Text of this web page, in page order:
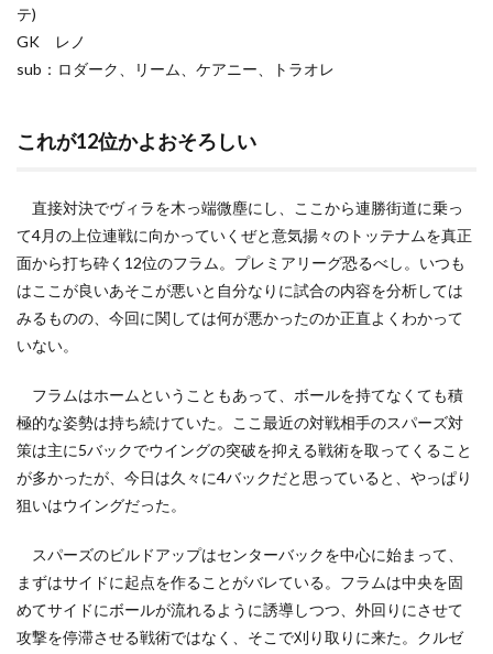
テ)
GK レノ
sub：ロダーク、リーム、ケアニー、トラオレ
これが12位かよおそろしい
直接対決でヴィラを木っ端微塵にし、ここから連勝街道に乗っ
て4月の上位連戦に向かっていくぜと意気揚々のトッテナムを真正
面から打ち砕く12位のフラム。プレミアリーグ恐るべし。いつも
はここが良いあそこが悪いと自分なりに試合の内容を分析しては
みるものの、今回に関しては何が悪かったのか正直よくわかって
いない。
フラムはホームということもあって、ボールを持てなくても積
極的な姿勢は持ち続けていた。ここ最近の対戦相手のスパーズ対
策は主に5バックでウイングの突破を抑える戦術を取ってくること
が多かったが、今日は久々に4バックだと思っていると、やっぱり
狙いはウイングだった。
スパーズのビルドアップはセンターバックを中心に始まって、
まずはサイドに起点を作ることがバレている。フラムは中央を固
めてサイドにボールが流れるように誘導しつつ、外回りにさせて
攻撃を停滞させる戦術ではなく、そこで刈り取りに来た。クルゼ